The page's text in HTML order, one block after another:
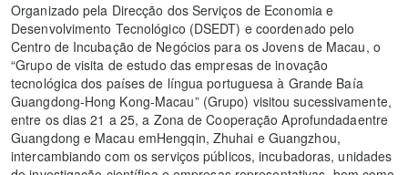
Organizado pela Direcção dos Serviços de Economia e
Desenvolvimento Tecnológico (DSEDT) e coordenado pelo
Centro de Incubação de Negócios para os Jovens de Macau, o
“Grupo de visita de estudo das empresas de inovação
tecnológica dos países de língua portuguesa à Grande Baía
Guangdong-Hong Kong-Macau” (Grupo) visitou sucessivamente,
entre os dias 21 a 25, a Zona de Cooperação Aprofundadaentre
Guangdong e Macau emHengqin, Zhuhai e Guangzhou,
intercambiando com os serviços públicos, incubadoras, unidades